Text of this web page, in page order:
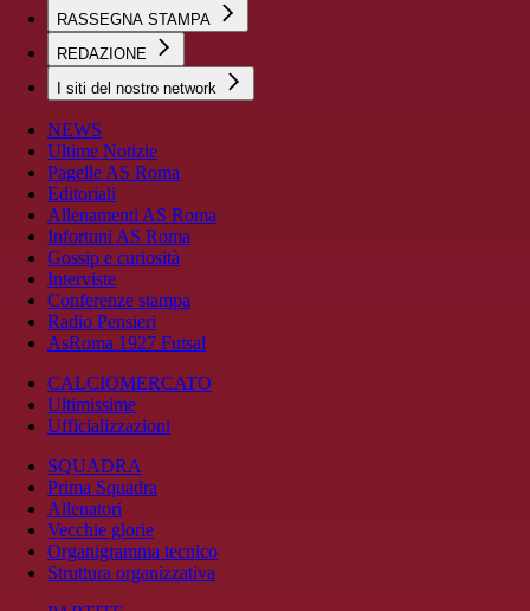
RASSEGNA STAMPA
REDAZIONE
I siti del nostro network
NEWS
Ultime Notizie
Pagelle AS Roma
Editoriali
Allenamenti AS Roma
Infortuni AS Roma
Gossip e curiosità
Interviste
Conferenze stampa
Radio Pensieri
AsRoma 1927 Futsal
CALCIOMERCATO
Ultimissime
Ufficializzazioni
SQUADRA
Prima Squadra
Allenatori
Vecchie glorie
Organigramma tecnico
Struttura organizzativa